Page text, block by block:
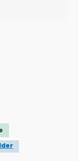
5 Sternen